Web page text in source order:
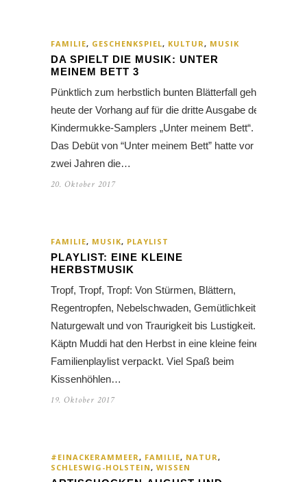
FAMILIE, GESCHENKSPIEL, KULTUR, MUSIK
DA SPIELT DIE MUSIK: UNTER
MEINEM BETT 3
Pünktlich zum herbstlich bunten Blätterfall geht
heute der Vorhang auf für die dritte Ausgabe des
Kindermukke-Samplers „Unter meinem Bett“.
Das Debüt von “Unter meinem Bett” hatte vor
zwei Jahren die…
20. Oktober 2017
FAMILIE, MUSIK, PLAYLIST
PLAYLIST: EINE KLEINE
HERBSTMUSIK
Tropf, Tropf, Tropf: Von Stürmen, Blättern,
Regentropfen, Nebelschwaden, Gemütlichkeit,
Naturgewalt und von Traurigkeit bis Lustigkeit.
Käptn Muddi hat den Herbst in eine kleine feine
Familienplaylist verpackt. Viel Spaß beim
Kissenhöhlen…
19. Oktober 2017
#EINACKERAMMEER, FAMILIE, NATUR,
SCHLESWIG-HOLSTEIN, WISSEN